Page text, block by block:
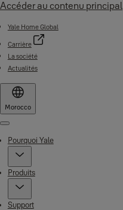
Accéder au contenu principal
Yale Home Global
Carrière
La société
Actualités
Morocco
Menu
Pourquoi Yale
Produits
Support